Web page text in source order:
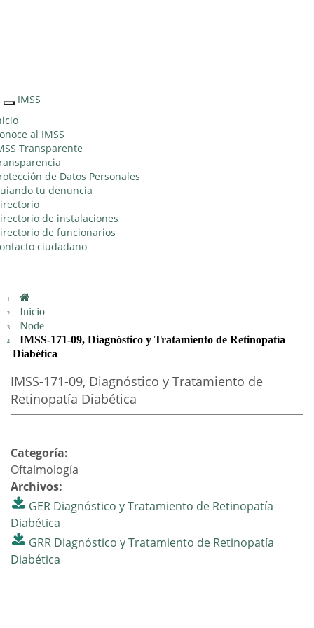
Interruptor
de
Navegación
IMSS
al IMSS
Transparente
de Datos Personales
tu denuncia
de instalaciones
de funcionarios
ciudadano
Inicio
Node
IMSS-171-09, Diagnóstico y Tratamiento de Retinopatía
Diabética
IMSS-171-09, Diagnóstico y Tratamiento de
Retinopatía Diabética
Categoría:
Oftalmología
Archivos:
GER Diagnóstico y Tratamiento de Retinopatía
Diabética
GRR Diagnóstico y Tratamiento de Retinopatía
Diabética